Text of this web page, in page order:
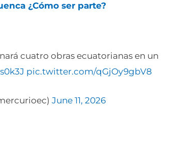
¿Cómo ser parte?
cuatro obras ecuatorianas en un
pic.twitter.com/qGjOy9gbV8
June 11, 2026